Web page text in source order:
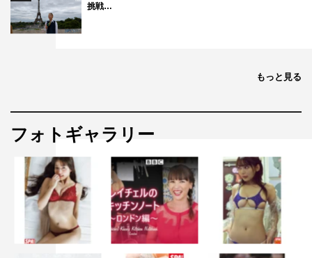
挑戦…
もっと見る
フォトギャラリー